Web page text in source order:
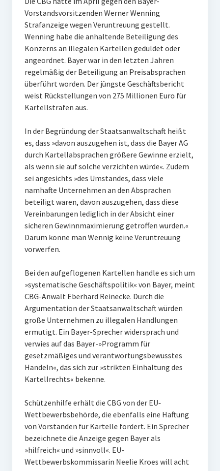
Vorstandsvorsitzenden Werner Wenning
Strafanzeige wegen Veruntreuung gestellt.
Wenning habe die anhaltende Beteiligung des
Konzerns an illegalen Kartellen geduldet oder
angeordnet. Bayer war in den letzten Jahren
regelmäßig der Beteiligung an Preisabsprachen
überführt worden. Der jüngste Geschäftsbericht
weist Rückstellungen von 275 Millionen Euro für
Kartellstrafen aus.
In der Begründung der Staatsanwaltschaft heißt
es, dass »davon auszugehen ist, dass die Bayer AG
durch Kartellabsprachen größere Gewinne erzielt,
als wenn sie auf solche verzichten würde«. Zudem
sei angesichts »des Umstandes, dass viele
namhafte Unternehmen an den Absprachen
beteiligt waren, davon auszugehen, dass diese
Vereinbarungen lediglich in der Absicht einer
sicheren Gewinnmaximierung getroffen wurden.«
Darum könne man Wennig keine Veruntreuung
vorwerfen.
Bei den aufgeflogenen Kartellen handle es sich um
»systematische Geschäftspolitik« von Bayer, meint
CBG-Anwalt Eberhard Reinecke. Durch die
Argumentation der Staatsanwaltschaft würden
große Unternehmen zu illegalen Handlungen
ermutigt. Ein Bayer-Sprecher widersprach und
verwies auf das Bayer-»Programm für
gesetzmäßiges und verantwortungsbewusstes
Handeln«, das sich zur »strikten Einhaltung des
Kartellrechts« bekenne.
Schützenhilfe erhält die CBG von der EU-
Wettbewerbsbehörde, die ebenfalls eine Haftung
von Vorständen für Kartelle fordert. Ein Sprecher
bezeichnete die Anzeige gegen Bayer als
»hilfreich« und »sinnvoll«. EU-
Wettbewerbskommissarin Neelie Kroes will acht